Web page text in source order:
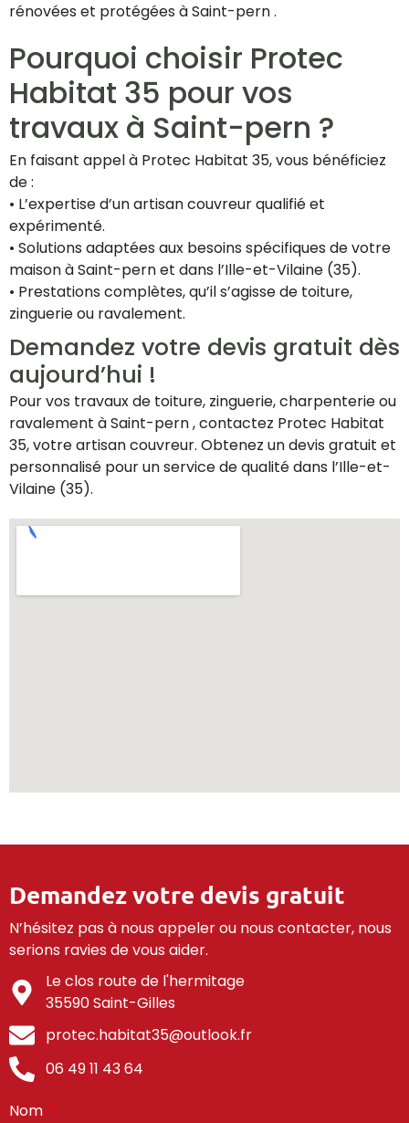
rénovées et protégées à Saint-pern .
Pourquoi choisir Protec
Habitat 35 pour vos
travaux à Saint-pern ?
En faisant appel à Protec Habitat 35, vous bénéficiez
de :
• L’expertise d’un artisan couvreur qualifié et
expérimenté.
• Solutions adaptées aux besoins spécifiques de votre
maison à Saint-pern et dans l’Ille-et-Vilaine (35).
• Prestations complètes, qu’il s’agisse de toiture,
zinguerie ou ravalement.
Demandez votre devis gratuit dès
aujourd’hui !
Pour vos travaux de toiture, zinguerie, charpenterie ou
ravalement à Saint-pern , contactez Protec Habitat
35, votre artisan couvreur. Obtenez un devis gratuit et
personnalisé pour un service de qualité dans l’Ille-et-
Vilaine (35).
Demandez votre devis gratuit
N’hésitez pas à nous appeler ou nous contacter, nous
serions ravies de vous aider.
Le clos route de l'hermitage
35590 Saint-Gilles
protec.habitat35@outlook.fr
06 49 11 43 64
Nom